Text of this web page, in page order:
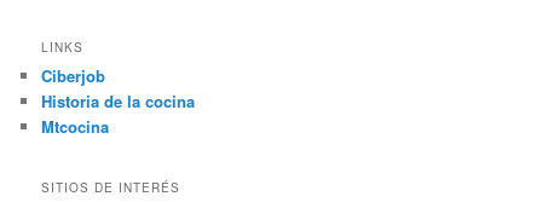
LINKS
Ciberjob
Historia de la cocina
Mtcocina
SITIOS DE INTERÉS